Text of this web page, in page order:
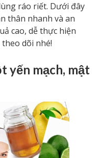
ráo riết. Dưới đây
thân nhanh và an
cao, dễ thực hiện
dõi nhé!
yến mạch, mật